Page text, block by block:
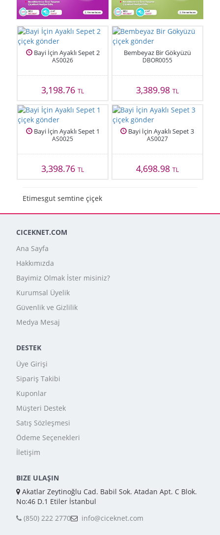
Bayi İçin Ayaklı Sepet 2
AS0026
3,198.76TL
Bembeyaz Bir Gökyüzü
DBOR0055
3,389.98 TL
Bayi İçin Ayaklı Sepet 1
AS0025
3,398.76TL
Bayi İçin Ayaklı Sepet 3
AS0027
4,698.98 TL
Etimesgut semtine çiçek
CICEKNET.COM
Ana Sayfa
Hakkımızda
Bayimiz Olmak İster misiniz?
Kurumsal Üyelik
Güvenlik ve Gizlilik
Medya Mesaj
DESTEK
Üye Girişi
Sipariş Takibi
Kuponlar
Müşteri Destek
Satış Sözleşmesi
Ödeme Seçenekleri
İletişim
BIZE ULAŞIN
Akatlar Zeytinoğlu Cad. Babil Sok. Atadan Apt. C Blok.
No:46 D.1 Etiler İstanbul
(850) 222 2770
info@ciceknet.com